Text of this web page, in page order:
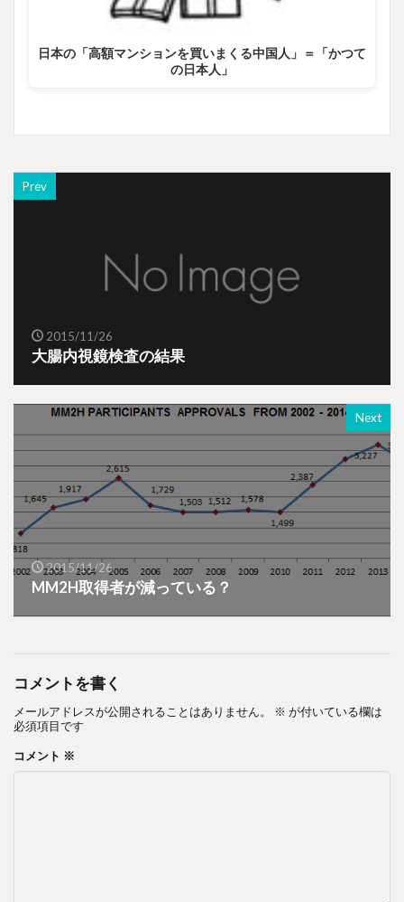
日本の「高額マンションを買いまくる中国人」＝「かつて
の日本人」
Prev
2015/11/26
大腸内視鏡検査の結果
Next
2015/11/26
MM2H取得者が減っている？
コメントを書く
メールアドレスが公開されることはありません。 ※ が付いている欄は
必須項目です
コメント ※